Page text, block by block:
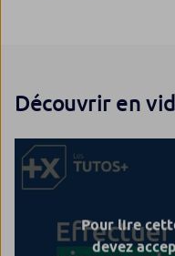
Découvrir en
Pour lire
devez